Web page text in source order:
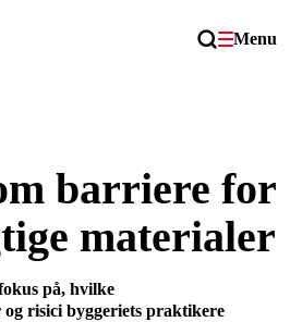
Menu
barriere for
materialer
på, hvilke
og risici byggeriets praktikere